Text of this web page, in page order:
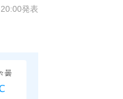
発表
曇